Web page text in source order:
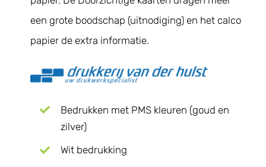
een grote boodschap (uitnodiging) en het calco
papier de extra informatie.
Bedrukken met PMS kleuren (goud en
zilver)
Wit bedrukking